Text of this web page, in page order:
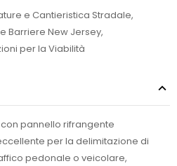
e Cantieristica Stradale,
Barriere New Jersey,
per la Viabilità
pannello rifrangente
per la delimitazione di
pedonale o veicolare,